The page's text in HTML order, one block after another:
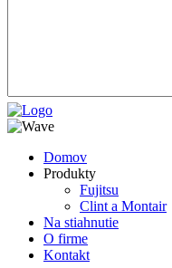
Domov
Produkty
Fujitsu
Clint a Montair
Na stiahnutie
O firme
Kontakt